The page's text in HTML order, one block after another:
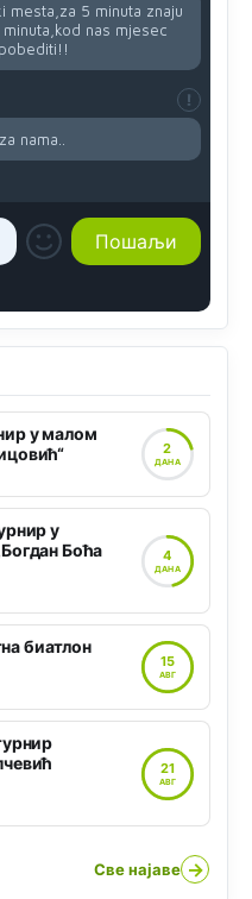
mesta,za 5 minuta znaju
nas mjesec
nama..
у малом
2
ДАНА
у
Боћа
4
ДАНА
биатлон
15
АВГ
21
АВГ
Све најаве →